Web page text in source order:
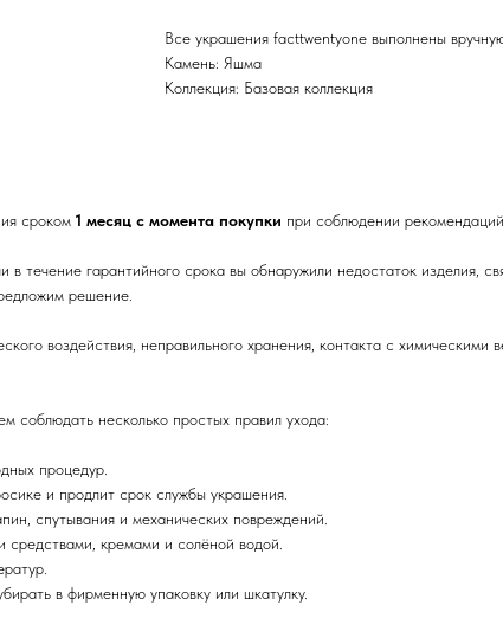
Все украшения facttwentyone выполнены
Камень: Яшма
Коллекция: Базовая коллекция
сроком 1 месяц с момента покупки при соблюдении
в течение гарантийного срока вы обнаружили недостаток изделия,
решение.
воздействия, неправильного хранения, контакта с
соблюдать несколько простых правил ухода:
процедур.
и продлит срок службы украшения.
спутывания и механических повреждений.
кремами и солёной водой.
в фирменную упаковку или шкатулку.
700₽ на первое
украшение